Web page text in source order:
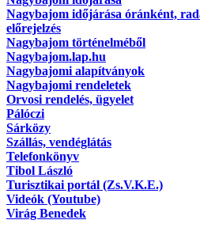
Nagybajom időjárása óránként,
előrejelzés
Nagybajom történelméből
Nagybajom.lap.hu
Nagybajomi alapítványok
Nagybajomi rendeletek
Orvosi rendelés, ügyelet
Pálóczi
Sárközy
Szállás, vendéglátás
Telefonkönyv
Tibol László
Turisztikai portál (Zs.V.K.E.)
Videók (Youtube)
Virág Benedek